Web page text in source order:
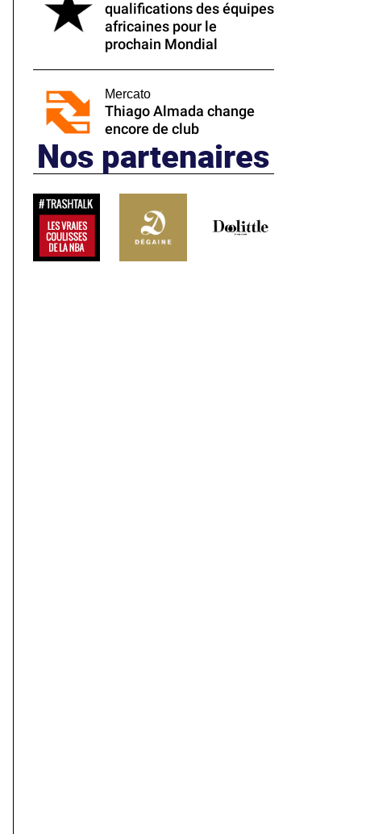
qualifications des équipes
africaines pour le
prochain Mondial
Mercato
Thiago Almada change
encore de club
Nos partenaires